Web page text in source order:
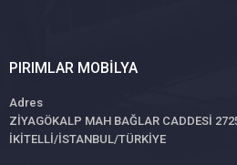
PIRIMLAR MOBILYA
Adres
ZİYAGÖKALP MAH BAĞLAR CADDESİ
İKİTELLİ/İSTANBUL/TÜRKİYE